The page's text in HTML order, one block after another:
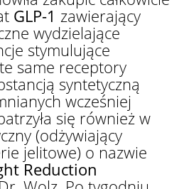
GLP-1 zawierający
wydzielające
stymulujące
same receptory
syntetyczną
wcześniej
się również w
(odżywiający
jelitowe) o nazwie
Reduction